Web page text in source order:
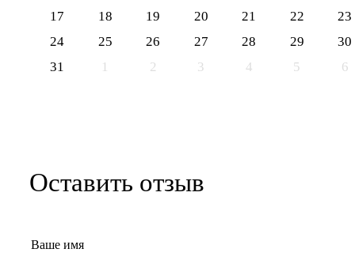
17
18 19 20 21 22
23
24
25 26 27 28 29
30
31
1 2 3 4 5 6
Оставить отзыв